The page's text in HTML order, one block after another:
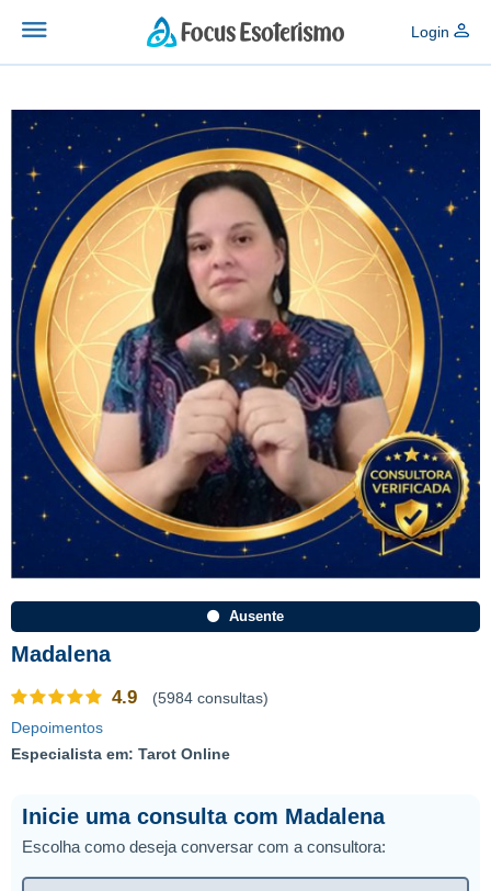
Login
Ausente
Madalena
4.9
(5984 consultas)
Depoimentos
Especialista em: Tarot Online
Inicie uma consulta com Madalena
Escolha como deseja conversar com a consultora: